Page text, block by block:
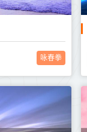
咏春拳